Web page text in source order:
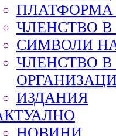
ПЛАТФОРМА
ЧЛЕНСТВО В
СИМВОЛИ
ЧЛЕНСТВО
ИЗДАНИЯ